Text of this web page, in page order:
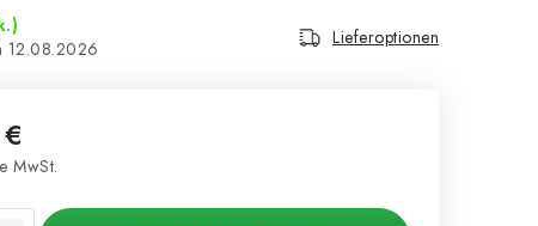
12.08.2026
Lieferoptionen
MwSt.